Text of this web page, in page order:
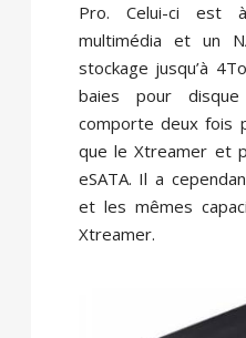
Pro. Celui-ci est
multimédia et un
stockage jusqu’à
baies pour
comporte deux fois
que le Xtreamer et
eSATA. Il a
et les mêmes
Xtreamer.